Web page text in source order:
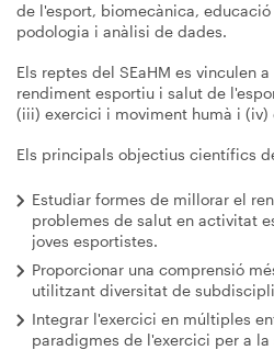
de l'esport, biomecànica,
podologia i anàlisi de dades.
Els reptes del SEaHM es vinculen
rendiment esportiu i salut de
(iii) exercici i moviment humà i (iv)
Els principals objectius científics
Estudiar formes de millorar el
problemes de salut en activitat
joves esportistes.
Proporcionar una comprensió
utilitzant diversitat de
Integrar l'exercici en múltiples
paradigmes de l'exercici per a la